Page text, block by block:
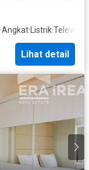
·Angkat·Listrik·Televisi
Lihat detail